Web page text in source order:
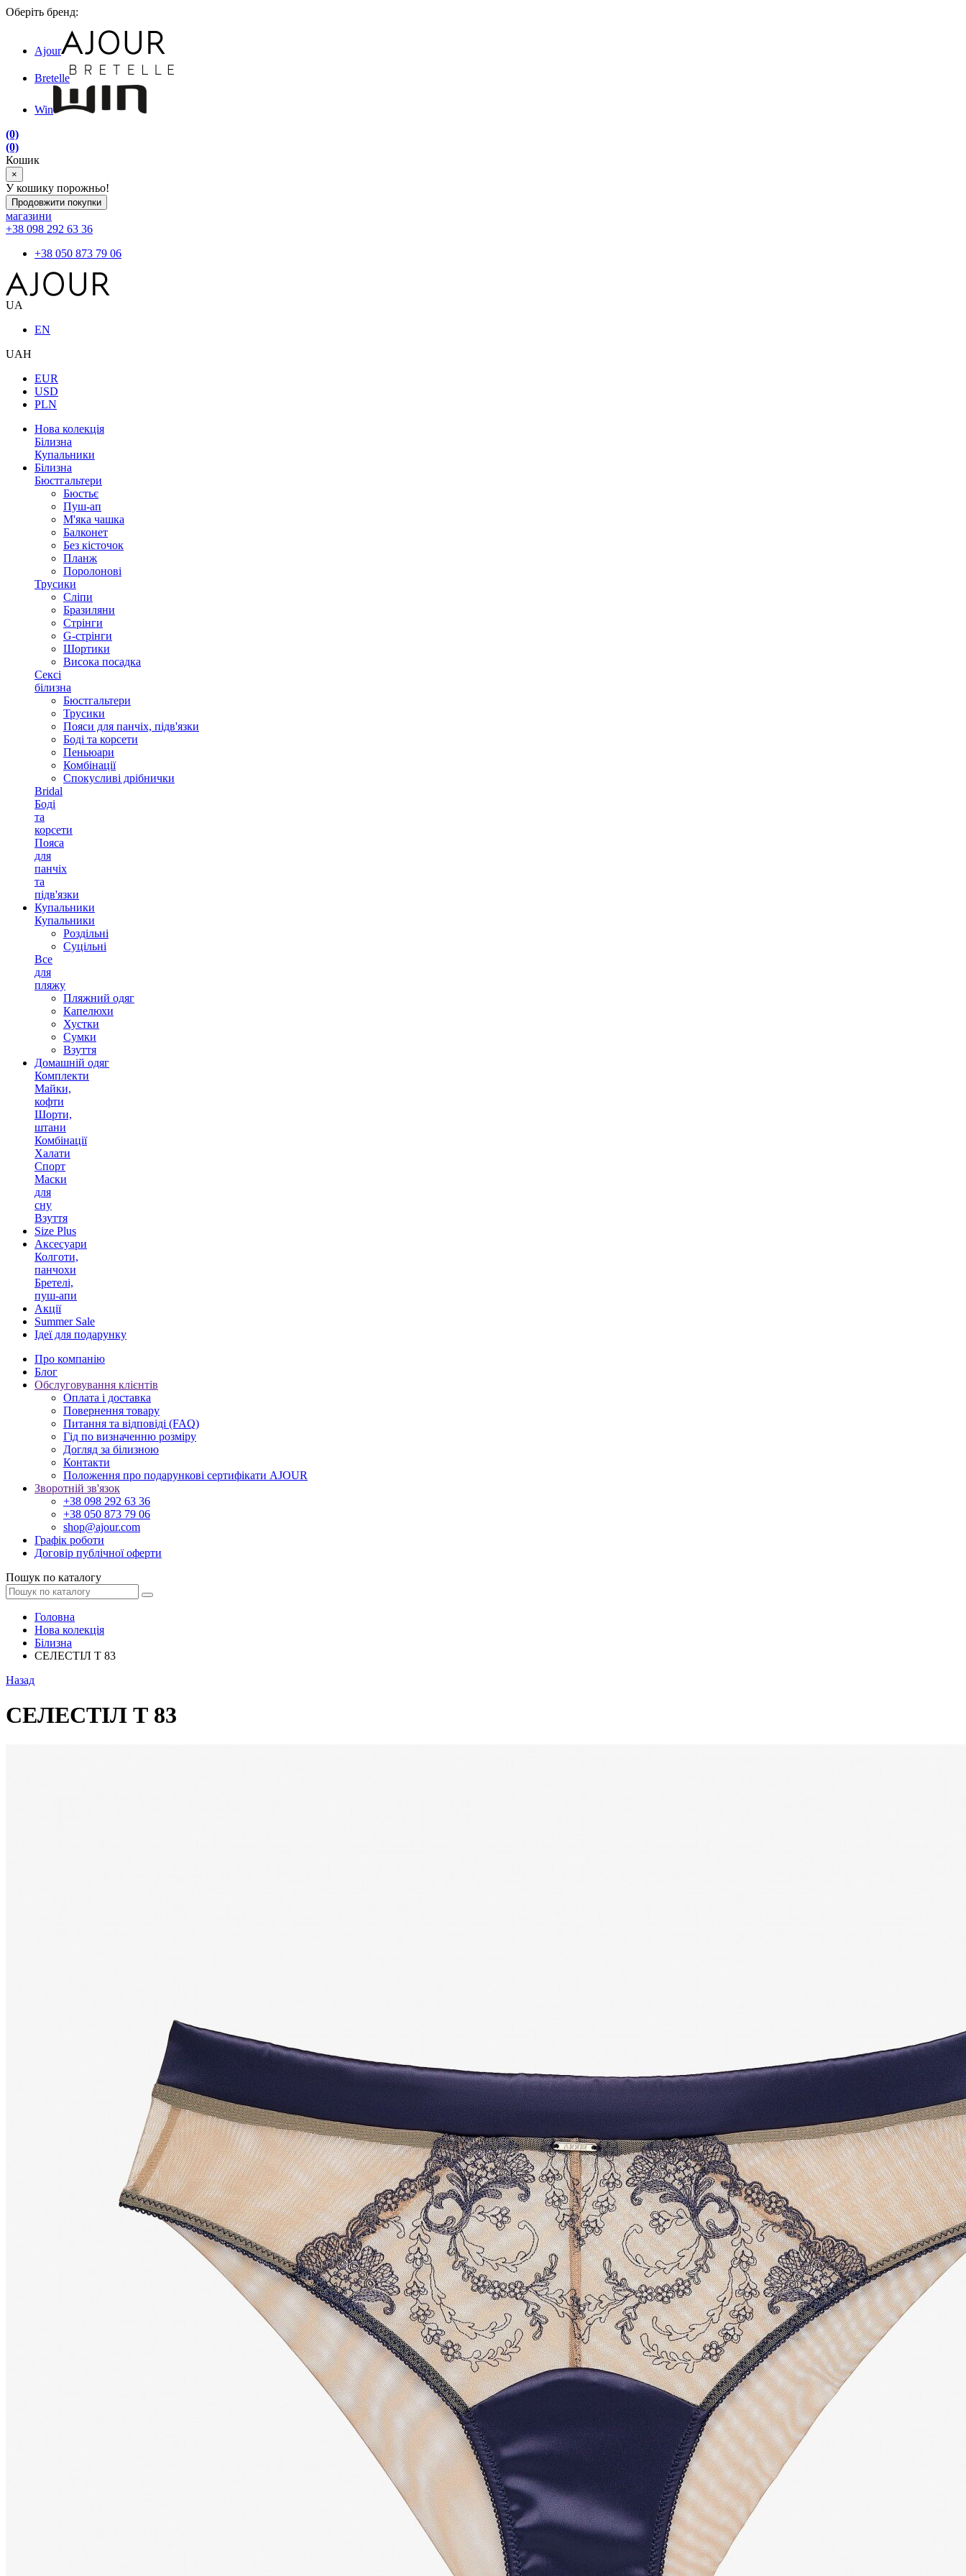
Оберіть бренд:
Ajour
Bretelle
Win
(0)
(0)
Кошик
×
У кошику порожньо!
Продовжити покупки
магазини
+38 098 292 63 36
+38 050 873 79 06
UA
EN
UAH
EUR
USD
PLN
Нова колекція
Білизна
Купальники
Білизна
Бюстгальтери
Бюстьє
Пуш-ап
М'яка чашка
Балконет
Без кісточок
Планж
Поролонові
Трусики
Сліпи
Бразиляни
Стрінги
G-стрінги
Шортики
Висока посадка
Сексі
білизна
Бюстгальтери
Трусики
Пояси для панчіх, підв'язки
Боді та корсети
Пеньюари
Комбінації
Спокусливі дрібнички
Bridal
Боді
та
корсети
Пояса
для
панчіх
та
підв'язки
Купальники
Купальники
Роздільні
Суцільні
Все
для
пляжу
Пляжний одяг
Капелюхи
Хустки
Сумки
Взуття
Домашній одяг
Комплекти
Майки,
кофти
Шорти,
штани
Комбінації
Халати
Спорт
Маски
для
сну
Взуття
Size Plus
Аксесуари
Колготи,
панчохи
Бретелі,
пуш-апи
Акції
Summer Sale
Ідеї для подарунку
Про компанію
Блог
Обслуговування клієнтів
Оплата і доставка
Повернення товару
Питання та відповіді (FAQ)
Гід по визначенню розміру
Догляд за білизною
Контакти
Положення про подарункові сертифікати AJOUR
Зворотній зв'язок
+38 098 292 63 36
+38 050 873 79 06
shop@ajour.com
Графік роботи
Договір публічної оферти
Пошук по каталогу
Головна
Нова колекція
Білизна
СЕЛЕСТІЛ Т 83
Назад
СЕЛЕСТІЛ Т 83